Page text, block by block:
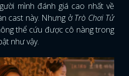
mình đánh giá cao nhất về
cast này. Nhưng ởTrò Chơi Tử
thể cứu được cô nàng trong
như vậy.